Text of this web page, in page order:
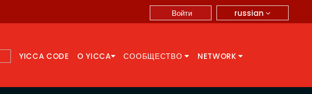
russian
Войти
YICCA CODE O YICCA СООБЩЕСТВО NETWORK